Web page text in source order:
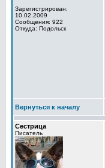
Зарегистрирован:
10.02.2009
Сообщения: 922
Откуда: Подольск
Вернуться к началу
Сестрица
Писатель